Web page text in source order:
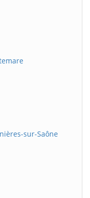
sur-Saône